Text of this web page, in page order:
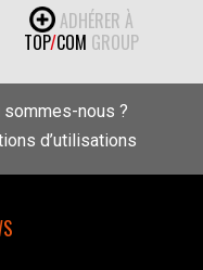
ADHÉRER À
TOP/COM GROUP
sommes-nous ?
d’utilisations